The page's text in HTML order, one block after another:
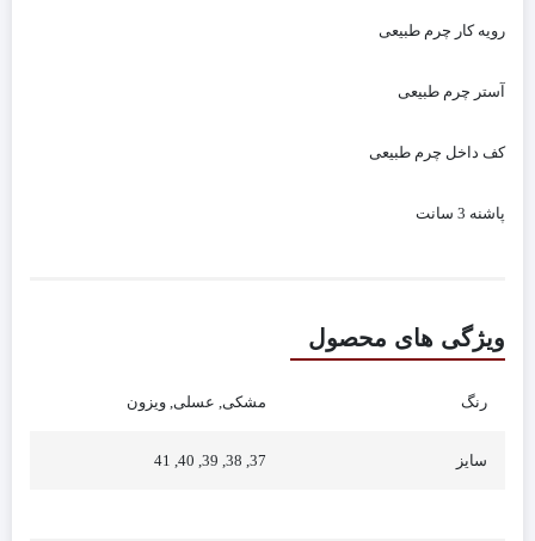
رویه کار چرم طبیعی
آستر چرم طبیعی
کف داخل چرم طبیعی
پاشنه 3 سانت
ویژگی های محصول
رنگ مشکی, عسلی, ویزون
سایز 37, 38, 39, 40, 41